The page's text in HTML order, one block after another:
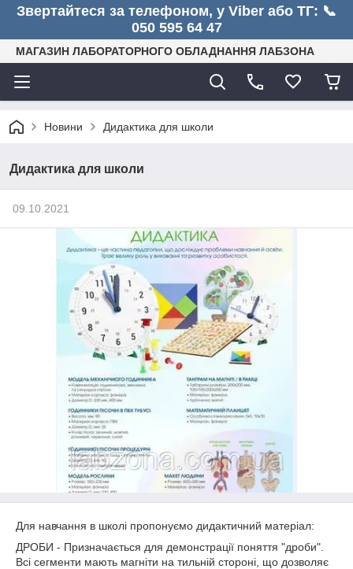
Звертайтеся за телефоном, у Viber або ТГ: 📞
050 595 64 47
МАГАЗИН ЛАБОРАТОРНОГО ОБЛАДНАННЯ ЛАБЗОНА
Новини Дидактика для школи
Дидактика для школи
09.10.2021
Для навчання в школі пропонуємо дидактичний матеріал:
ДРОБИ - Призначається для демонстрації поняття "дроби".
Всі сегменти мають магніти на тильній стороні, що дозволяє